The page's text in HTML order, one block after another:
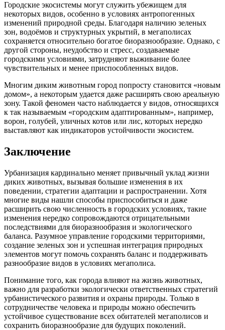
Городские экосистемы могут служить убежищем для
некоторых видов, особенно в условиях антропогенных
изменений природной среды. Благодаря наличию зеленых
зон, водоёмов и структурных укрытий, в мегаполисах
сохраняется относительно богатое биоразнообразие. Однако, с
другой стороны, неудобство и стресс, создаваемые
городскими условиями, затрудняют выживание более
чувствительных и менее приспособленных видов.
Многим диким животным город попросту становится «новым
домом», а некоторым удается даже расширять свою ареальную
зону. Такой феномен часто наблюдается у видов, относящихся
к так называемым «городским адаптированным», например,
ворон, голубей, уличных котов или лис, которых нередко
выставляют как индикаторов устойчивости экосистем.
Заключение
Урбанизация кардинально меняет привычный уклад жизни
диких животных, вызывая большие изменения в их
поведении, стратегии адаптации и распространении. Хотя
многие виды нашли способы приспособиться и даже
расширить свою численность в городских условиях, такие
изменения нередко сопровождаются отрицательными
последствиями для биоразнообразия и экологического
баланса. Разумное управление городскими территориями,
создание зеленых зон и успешная интеграция природных
элементов могут помочь сохранять баланс и поддерживать
разнообразие видов в условиях мегаполиса.
Понимание того, как города влияют на жизнь животных,
важно для разработки экологически ответственных стратегий
урбанистического развития и охраны природы. Только в
сотрудничестве человека и природы можно обеспечить
устойчивое существование всех обитателей мегаполисов и
сохранить биоразнообразие для будущих поколений.